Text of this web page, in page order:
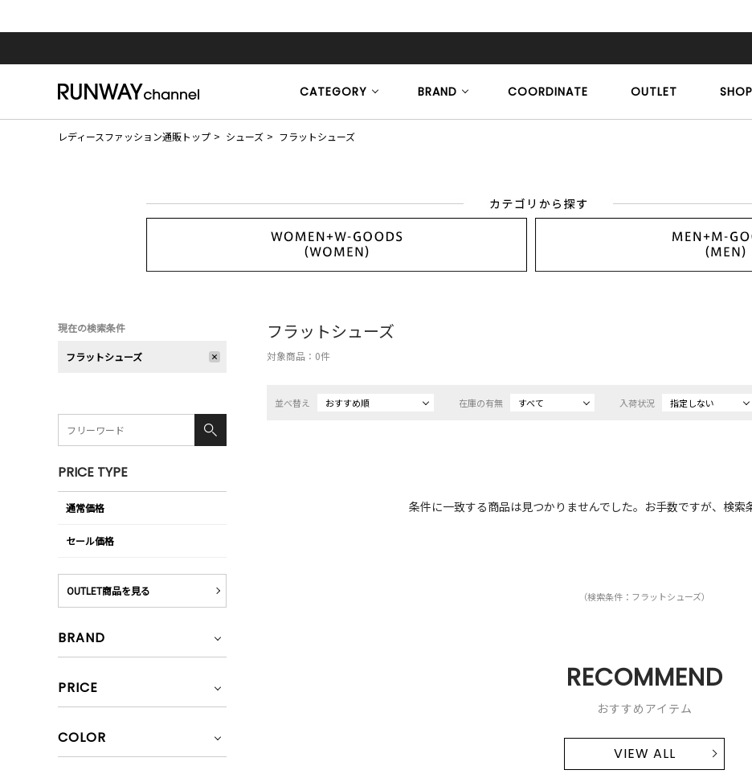
CATEGORY BRAND COORDINATE OUTLET
レディースファッション通販トップ シューズ フラットシューズ
フラットシューズ
対象商品： 0件
並べ替え おすすめ順 在庫の有無 すべて 入荷状況 指定しない
条件に一致する商品は見つかりませんでした。お手数ですが、検索
（検索条件：フラットシューズ）
RECOMMEND
おすすめアイテム
VIEW ALL
現在の検索条件
フラットシューズ
PRICE TYPE
通常価格
セール価格
OUTLET商品を見る
BRAND
PRICE
COLOR